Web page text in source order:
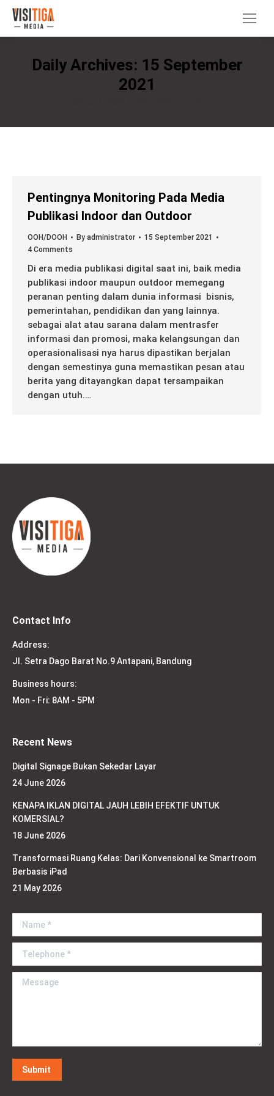
Daily Archives: 15 September
2021
Pentingnya Monitoring Pada Media
Publikasi Indoor dan Outdoor
OOH/DOOH By administrator
15 September 2021
4 Comments
Di era media publikasi digital saat ini, baik media
publikasi indoor maupun outdoor memegang
peranan penting dalam dunia informasi bisnis,
pemerintahan, pendidikan dan yang lainnya.
sebagai alat atau sarana dalam mentrasfer
informasi dan promosi, maka kelangsungan dan
operasionalisasi nya harus dipastikan berjalan
dengan semestinya guna memastikan pesan atau
berita yang ditayangkan dapat tersampaikan
dengan utuh.…
Contact Info
Address:
Jl. Setra Dago Barat No.9 Antapani, Bandung
Business hours:
Mon - Fri: 8AM - 5PM
Recent News
Digital Signage Bukan Sekedar Layar
24 June 2026
KENAPA IKLAN DIGITAL JAUH LEBIH EFEKTIF UNTUK
KOMERSIAL?
18 June 2026
Transformasi Ruang Kelas: Dari Konvensional ke Smartroom
Berbasis iPad
21 May 2026
Name *
Telephone *
Message
Submit